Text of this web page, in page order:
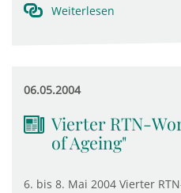
Weiterlesen
06.05.2004
Vierter RTN-
of Ageing"
6. bis 8. Mai 2004 Vierter